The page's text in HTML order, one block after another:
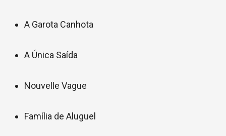
A Garota Canhota
A Única Saída
Nouvelle Vague
Família de Aluguel